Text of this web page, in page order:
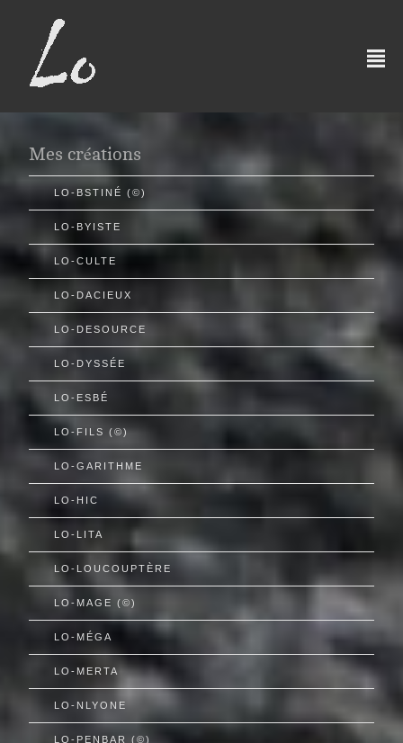
²
Mes créations
LO-BSTINÉ (©)
LO-BYISTE
LO-CULTE
LO-DACIEUX
LO-DESOURCE
LO-DYSSÉE
LO-ESBÉ
LO-FILS (©)
LO-GARITHME
LO-HIC
LO-LITA
LO-LOUCOUPTÈRE
LO-MAGE (©)
LO-MÉGA
LO-MERTA
LO-NLYONE
LO-PENBAR (©)